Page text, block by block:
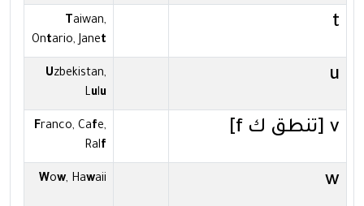
t
T aiwan,
Ontario, Janet
u
Uzbekistan,
Lulu
v [تنطق ك f] Franco, Cafe,
Ralf
w
Wow, Hawaii